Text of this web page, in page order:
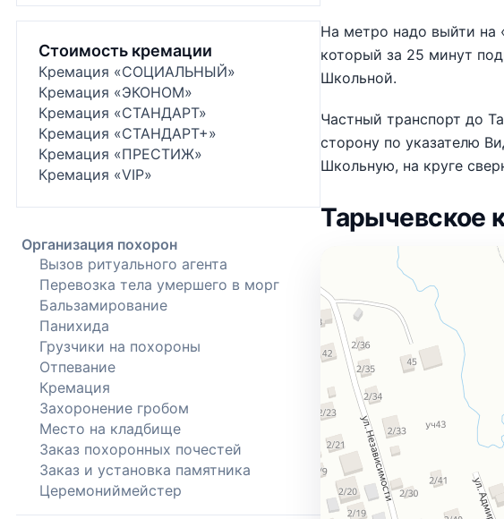
Стоимость кремации
Кремация «СОЦИАЛЬНЫЙ»
Кремация «ЭКОНОМ»
Кремация «СТАНДАРТ»
Кремация «СТАНДАРТ+»
Кремация «ПРЕСТИЖ»
Кремация «VIP»
Организация похорон
Вызов ритуального агента
Перевозка тела умершего в морг
Бальзамирование
Панихида
Грузчики на похороны
Отпевание
Кремация
Захоронение гробом
Место на кладбище
Заказ похоронных почестей
Заказ и установка памятника
Церемониймейстер
На метро надо выйти на
который за 25 минут
Школьной.
Частный транспорт до
сторону по указателю
Школьную, на круге
Тарычевское